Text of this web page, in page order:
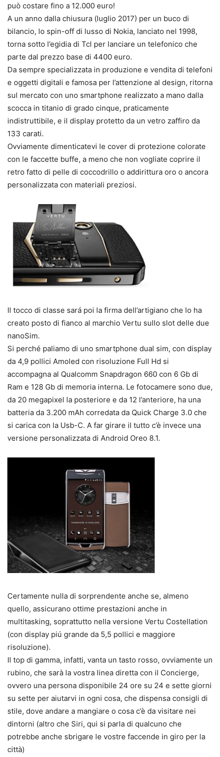
può costare fino a 12.000 euro!
A un anno dalla chiusura (luglio 2017) per un buco di
bilancio, lo spin-off di lusso di Nokia, lanciato nel 1998,
torna sotto l’egidia di Tcl per lanciare un telefonico che
parte dal prezzo base di 4400 euro.
Da sempre specializzata in produzione e vendita di telefoni
e oggetti digitali e famosa per l’attenzione al design, ritorna
sul mercato con uno smartphone realizzato a mano dalla
scocca in titanio di grado cinque, praticamente
indistruttibile, e il display protetto da un vetro zaffiro da
133 carati.
Ovviamente dimenticatevi le cover di protezione colorate
con le faccette buffe, a meno che non vogliate coprire il
retro fatto di pelle di coccodrillo o addirittura oro o ancora
personalizzata con materiali preziosi.
Il tocco di classe sará poi la firma dell’artigiano che lo ha
creato posto di fianco al marchio Vertu sullo slot delle due
nanoSim.
Si perché paliamo di uno smartphone dual sim, con display
da 4,9 pollici Amoled con risoluzione Full Hd si
accompagna al Qualcomm Snapdragon 660 con 6 Gb di
Ram e 128 Gb di memoria interna. Le fotocamere sono due,
da 20 megapixel la posteriore e da 12 l’anteriore, ha una
batteria da 3.200 mAh corredata da Quick Charge 3.0 che
si carica con la Usb-C. A far girare il tutto c’è invece una
versione personalizzata di Android Oreo 8.1.
Certamente nulla di sorprendente anche se, almeno
quello, assicurano ottime prestazioni anche in
multitasking, soprattutto nella versione Vertu Costellation
(con display piú grande da 5,5 pollici e maggiore
risoluzione).
Il top di gamma, infatti, vanta un tasto rosso, ovviamente un
rubino, che sarà la vostra linea diretta con il Concierge,
ovvero una persona disponibile 24 ore su 24 e sette giorni
su sette per aiutarvi in ogni cosa, che dispensa consigli di
stile, dove andare a mangiare o cosa c’è da visitare nei
dintorni (altro che Siri, qui si parla di qualcuno che
potrebbe anche sbrigare le vostre faccende in giro per la
città)